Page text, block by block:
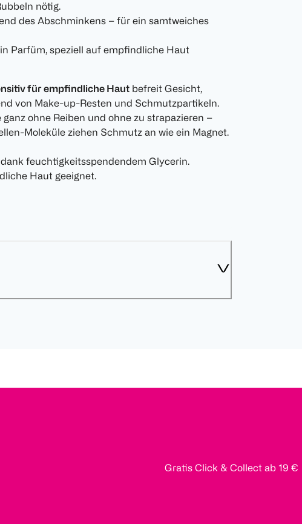
nötig.
des Abschminkens – für ein samtweiches
Parfüm, speziell auf empfindliche Haut
für empfindliche Haut befreit Gesicht,
von Make-up-Resten und Schmutzpartikeln.
ohne Reiben und ohne zu strapazieren –
Moleküle ziehen Schmutz an wie ein Magnet.
feuchtigkeitsspendendem Glycerin.
Haut geeignet.
Gratis Click & Collect ab 19 €